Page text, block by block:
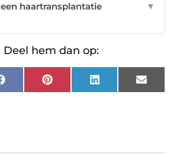
haartransplantatie
▼
Deel hem dan op:
FacebookPinterest LinkedIn Email